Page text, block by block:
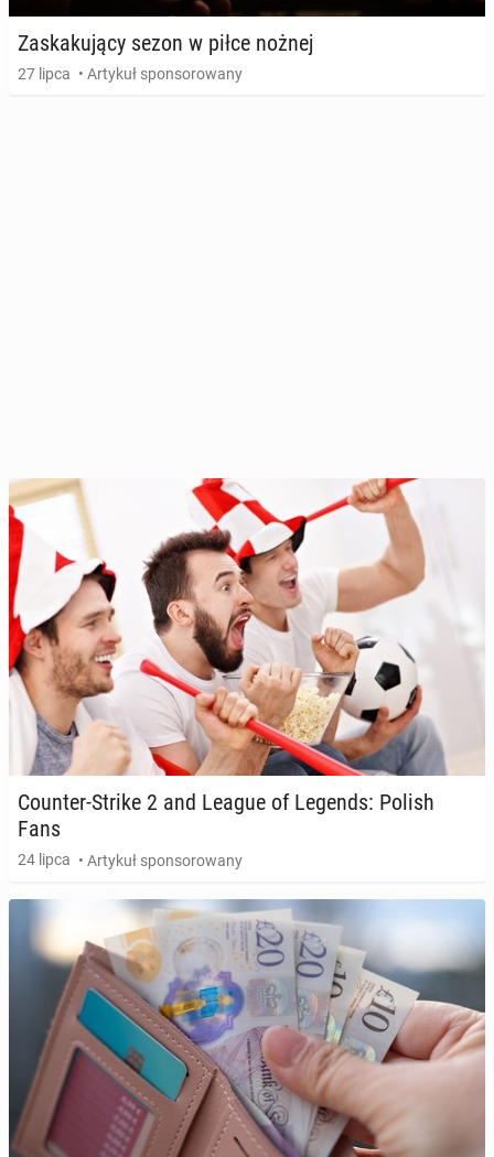
Za­ska­ku­ją­cy sezon w piłce nożnej
27 lipca • Artykuł sponsorowany
Counter-Strike 2 and League of Legends: Polish
Fans
24 lipca • Artykuł sponsorowany